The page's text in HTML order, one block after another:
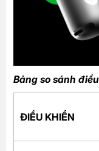
Bảng so sánh
ĐIỀU KHIỂN